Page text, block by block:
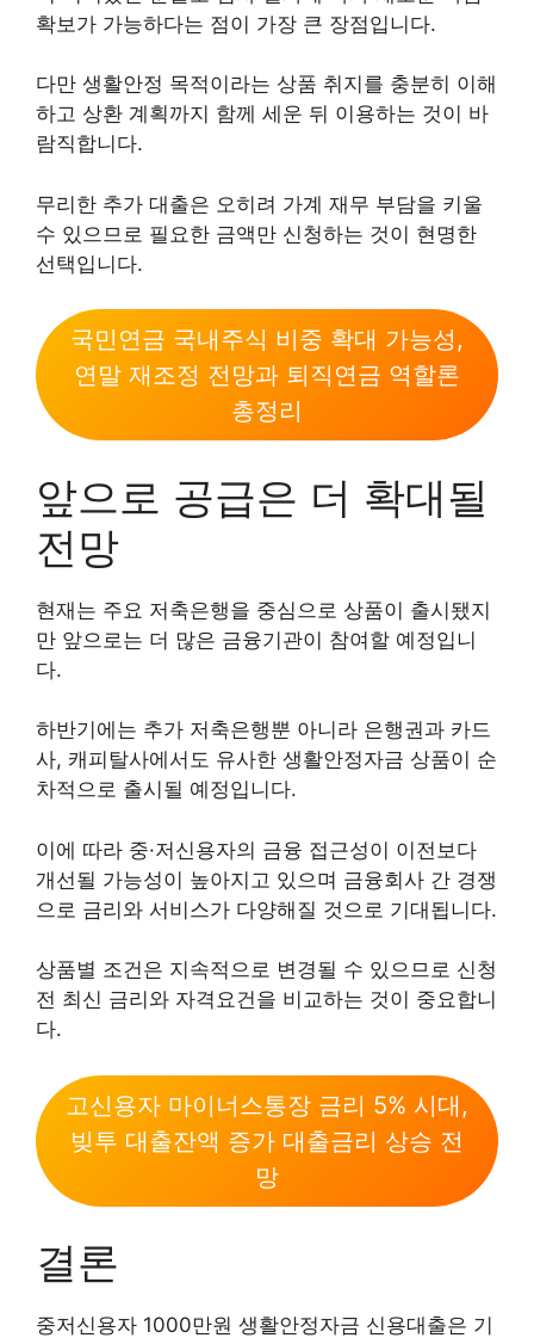
확보가 가능하다는 점이 가장 큰 장점입니다.
다만 생활안정 목적이라는 상품 취지를 충분히 이해
하고 상환 계획까지 함께 세운 뒤 이용하는 것이 바
람직합니다.
무리한 추가 대출은 오히려 가계 재무 부담을 키울
수 있으므로 필요한 금액만 신청하는 것이 현명한
선택입니다.
국민연금 국내주식 비중 확대 가능성,
연말 재조정 전망과 퇴직연금 역할론
총정리
앞으로 공급은 더 확대될
전망
현재는 주요 저축은행을 중심으로 상품이 출시됐지
만 앞으로는 더 많은 금융기관이 참여할 예정입니
다.
하반기에는 추가 저축은행뿐 아니라 은행권과 카드
사, 캐피탈사에서도 유사한 생활안정자금 상품이 순
차적으로 출시될 예정입니다.
이에 따라 중·저신용자의 금융 접근성이 이전보다
개선될 가능성이 높아지고 있으며 금융회사 간 경쟁
으로 금리와 서비스가 다양해질 것으로 기대됩니다.
상품별 조건은 지속적으로 변경될 수 있으므로 신청
전 최신 금리와 자격요건을 비교하는 것이 중요합니
다.
고신용자 마이너스통장 금리 5% 시대,
빚투 대출잔액 증가 대출금리 상승 전
망
결론
중저신용자 1000만원 생활안정자금 신용대출은 기